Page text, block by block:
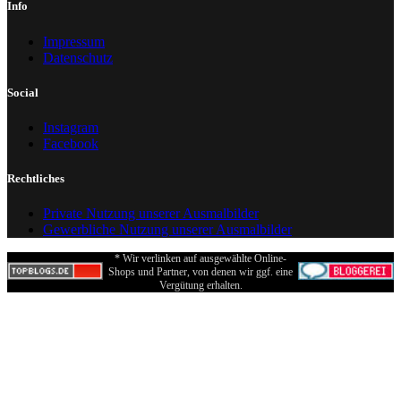
Info
Impressum
Datenschutz
Social
Instagram
Facebook
Rechtliches
Private Nutzung unserer Ausmalbilder
Gewerbliche Nutzung unserer Ausmalbilder
* Wir verlinken auf ausgewählte Online-
Shops und Partner, von denen wir ggf. eine
Vergütung erhalten.